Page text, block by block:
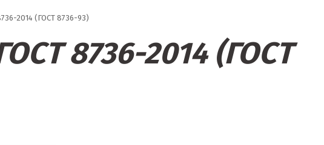
2014 (ГОСТ 8736-93)
8736-2014 (ГОСТ